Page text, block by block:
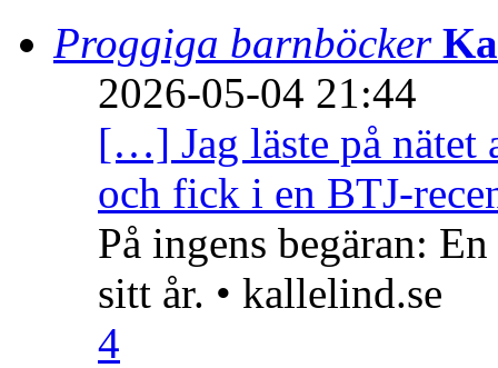
Proggiga barnböcker
2026-05-04 21:44
[…] Jag läste på nätet
och fick i en BTJ-
På ingens begäran:
sitt år. • kallelind.se
4